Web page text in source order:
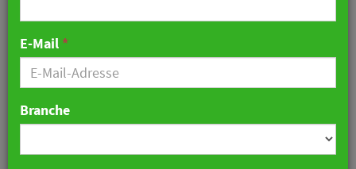
Savoy Hotel Baur en Ville
in Zürich wird nach
Renovierung von
Mandarin Oriental
betrieben
E-Mail*